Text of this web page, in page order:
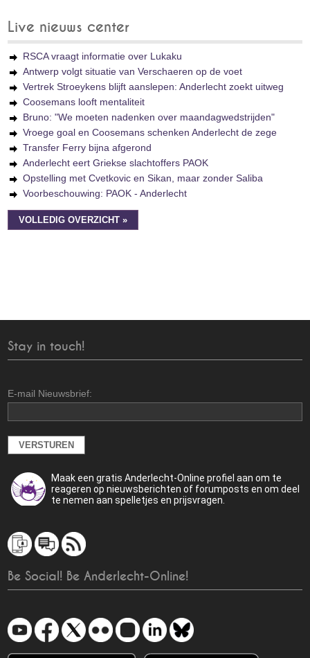
Live nieuws center
RSCA vraagt informatie over Lukaku
Antwerp volgt situatie van Verschaeren op de voet
Vertrek Stroeykens blijft aanslepen: Anderlecht zoekt uitweg
Coosemans looft mentaliteit
Bruno: "We moeten nadenken over maandagwedstrijden"
Vroege goal en Coosemans schenken Anderlecht de zege
Transfer Ferry bijna afgerond
Anderlecht eert Griekse slachtoffers PAOK
Opstelling met Cvetkovic en Sikan, maar zonder Saliba
Voorbeschouwing: PAOK - Anderlecht
VOLLEDIG OVERZICHT »
Stay in touch!
E-mail Nieuwsbrief:
Maak een gratis Anderlecht-Online profiel aan om te
reageren op nieuwsberichten of forumposts en om deel
te nemen aan spelletjes en prijsvragen.
Be Social! Be Anderlecht-Online!